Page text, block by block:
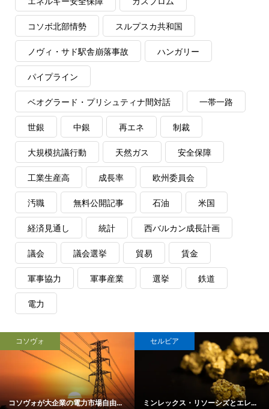
コソボ北部情勢 スルプスカ共和国
ノヴィ・サド駅舎崩落事故 ハンガリー
パイプライン
ベオグラード・プリシュティナ間対話 一帯一路
世銀 中銀 再エネ 制裁
大規模抗議行動 天然ガス 安全保障
工業生産高 成長率 欧州委員会
汚職 無料公開記事 石油 米国
経済見通し 統計 西バルカン成長計画
議会 議会選挙 貿易 賃金
軍事協力 軍事産業 選挙 鉄道
電力
コソヴォ
コソヴォが大企業の電力市場自由...
セルビア
ミンレックス・リソーシズとエレ...